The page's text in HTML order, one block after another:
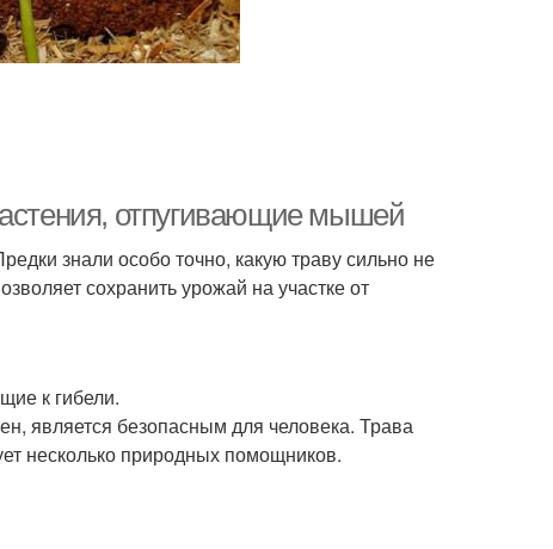
отпугивающие мышей
знали особо точно, какую траву сильно не
сохранить урожай на участке от
к гибели.
является безопасным для человека. Трава
несколько природных помощников.